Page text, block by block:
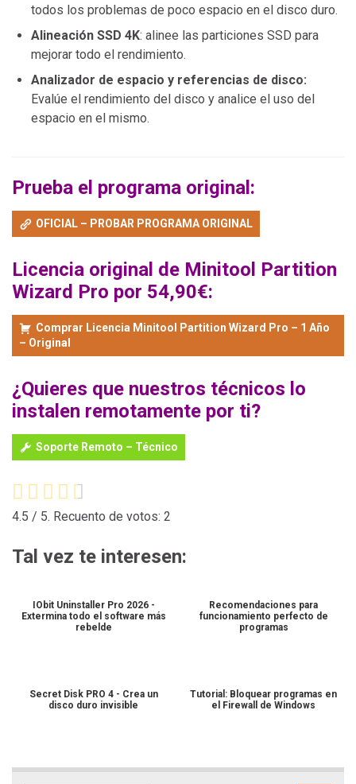
todos los problemas de poco espacio en el disco duro.
Alineación SSD 4K: alinee las particiones SSD para
mejorar todo el rendimiento.
Analizador de espacio y referencias de disco:
Evalúe el rendimiento del disco y analice el uso del
espacio en el mismo.
Prueba el programa original:
OFICIAL – PROBAR PROGRAMA ORIGINAL
Licencia original de Minitool Partition
Wizard Pro por 54,90€:
Comprar Licencia Minitool Partition Wizard Pro – 1 Año
– Original
¿Quieres que nuestros técnicos lo
instalen remotamente por ti?
Soporte Remoto – Técnico
4.5 / 5. Recuento de votos: 2
Tal vez te interesen:
IObit Uninstaller Pro 2026 -
Extermina todo el software más
rebelde
Recomendaciones para
funcionamiento perfecto de
programas
Secret Disk PRO 4 - Crea un
disco duro invisible
Tutorial: Bloquear programas en
el Firewall de Windows